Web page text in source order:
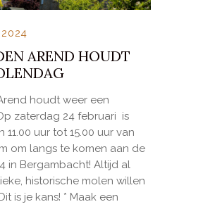
AREND HOUDT
houdt weer een
zaterdag 24 februari is
11.00 uur tot 15.00 uur van
om langs te komen aan de
in Bergambacht! Altijd al
historische molen willen
is je kans! * Maak een